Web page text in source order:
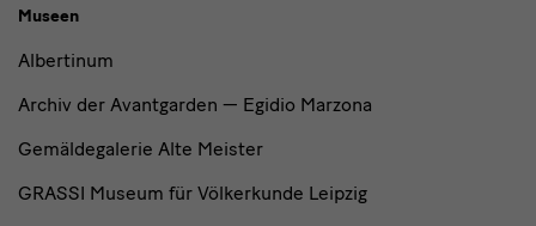
Museen
Albertinum
Archiv der Avantgarden — Egidio Marzona
Gemäldegalerie Alte Meister
GRASSI Museum für Völkerkunde Leipzig